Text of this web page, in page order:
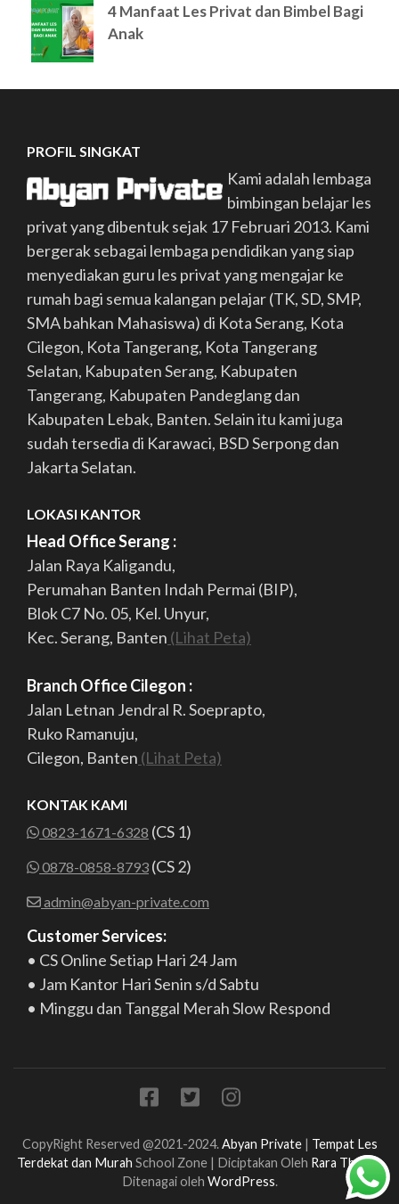
4 Manfaat Les Privat dan Bimbel Bagi
Anak
PROFIL SINGKAT
Kami adalah lembaga
bimbingan belajar les
privat yang dibentuk sejak 17 Februari 2013. Kami
bergerak sebagai lembaga pendidikan yang siap
menyediakan guru les privat yang mengajar ke
rumah bagi semua kalangan pelajar (TK, SD, SMP,
SMA bahkan Mahasiswa) di Kota Serang, Kota
Cilegon, Kota Tangerang, Kota Tangerang
Selatan, Kabupaten Serang, Kabupaten
Tangerang, Kabupaten Pandeglang dan
Kabupaten Lebak, Banten. Selain itu kami juga
sudah tersedia di Karawaci, BSD Serpong dan
Jakarta Selatan.
LOKASI KANTOR
Head Office Serang :
Jalan Raya Kaligandu,
Perumahan Banten Indah Permai (BIP),
Blok C7 No. 05, Kel. Unyur,
Kec. Serang, Banten (Lihat Peta)
Branch Office Cilegon :
Jalan Letnan Jendral R. Soeprapto,
Ruko Ramanuju,
Cilegon, Banten (Lihat Peta)
KONTAK KAMI
0823-1671-6328 (CS 1)
0878-0858-8793 (CS 2)
admin@abyan-private.com
Customer Services:
• CS Online Setiap Hari 24 Jam
• Jam Kantor Hari Senin s/d Sabtu
• Minggu dan Tanggal Merah Slow Respond
CopyRight Reserved @2021-2024.Abyan Private| Tempat Les
Terdekat dan Murah School Zone | Diciptakan Oleh Rara Theme.
Ditenagai oleh WordPress.